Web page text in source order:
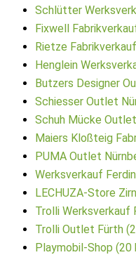
Schlütter
Fixwell
Rietze
Henglein
Butzers Designer
Schiesser Outlet
Schuh Mücke
Maiers Kloßteig
PUMA Outlet
Werksverkauf
LECHUZA-Store
Trolli Werksverkauf
Trolli Outlet Fürth
Playmobil-Shop (20